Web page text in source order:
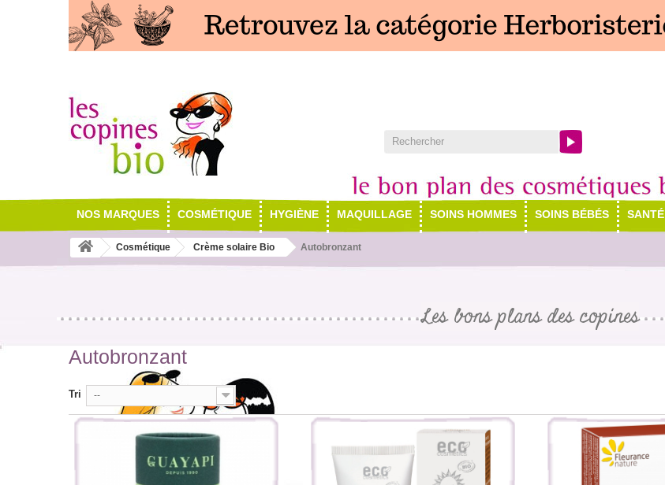
NOS MARQUES COSMÉTIQUE HYGIÈNE MAQUILLAGE SOINS HOMMES SOINS BÉBÉS SANTÉ
Cosmétique Crème solaire Bio Autobronzant
Les bons plans des copines
Autobronzant
Tri --